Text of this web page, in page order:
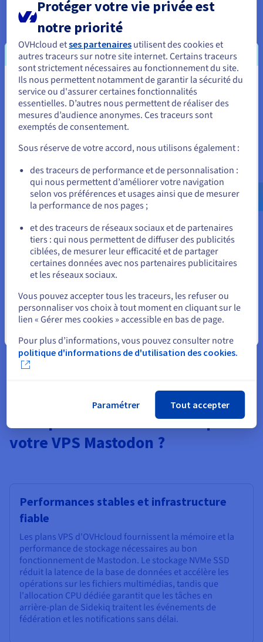
fondamentale du Fediverse, et un VPS est l'infrastructure qui
la rend pratique.
Isolation des ressources pour des charges
médias lourdes
Les instances Mastodon accumulent des médias provenant
d'utilisateurs locaux et de publications fédérées. Les pièces
jointes vidéo, les images et les fichiers audio sont stockés et
servis depuis votre serveur, rendant la performance et la
capacité de stockage critiques. Un VPS avec des ressources
ne dégradent pas la performance des autres services
et réduit le buffering pour les utilisateurs parcourant des
timelines riches en médias.
Évolutivité facile à mesure que votre
communauté grandit
Une nouvelle instance Mastodon pour une petite
communauté a des exigences en ressources modestes, mais
la croissance change rapidement la donne. Les utilisateurs
actifs génèrent une activité continue de tâches en arrière-
plan, et la fédération avec de grandes instances multiplie le
volume des publications et des médias entrants.
Commencer sur un VPS qui peut être facilement mis à niveau
signifie que vous pouvez faire évoluer le CPU et la RAM à
mesure que les demandes de votre instance augmentent,
sans migrer vers un autre environnement d'hébergement.
Pourquoi choisir OVHcloud pour
votre VPS Mastodon ?
Performances stables et infrastructure
fiable
Les plans VPS d'OVHcloud fournissent la mémoire et la
performance de stockage nécessaires au bon
fonctionnement de Mastodon. Le stockage NVMe SSD
réduit la latence de la base de données et accélère les
opérations sur les fichiers multimédias, tandis que
l'allocation CPU dédiée garantit que les tâches en
arrière-plan de Sidekiq traitent les événements de
fédération et les notifications sans délai.
Vous semblez être localisé en États-
Unis.
Pour commander, rendez-vous sur le site de votre pays (États-
Allez sur le site États-Unis
us.ovhcloud.com/
Anglais USD - $
ou
Rester sur le site actuel
Sélectionner un autre site web
Protéger votre vie privée est
notre priorité
OVHcloud etses partenaires utilisent des cookies et
autres traceurs sur notre site internet. Certains traceurs
sont strictement nécessaires au fonctionnement du site.
Ils nous permettent notamment de garantir la sécurité du
service ou d'assurer certaines fonctionnalités
essentielles. D’autres nous permettent de réaliser des
mesures d’audience anonymes. Ces traceurs sont
exemptés de consentement.
Sous réserve de votre accord, nous utilisons également :
des traceurs de performance et de personnalisation :
qui nous permettent d’améliorer votre navigation
selon vos préférences et usages ainsi que de mesurer
la performance de nos pages ;
et des traceurs de réseaux sociaux et de partenaires
tiers : qui nous permettent de diffuser des publicités
ciblées, de mesurer leur efficacité et de partager
certaines données avec nos partenaires publicitaires
et les réseaux sociaux.
Vous pouvez accepter tous les traceurs, les refuser ou
personnaliser vos choix à tout moment en cliquant sur le
lien « Gérer mes cookies » accessible en bas de page.
Pour plus d’informations, vous pouvez consulter notre
politique d'informations de d'utilisation des cookies.
Paramétrer Tout accepter